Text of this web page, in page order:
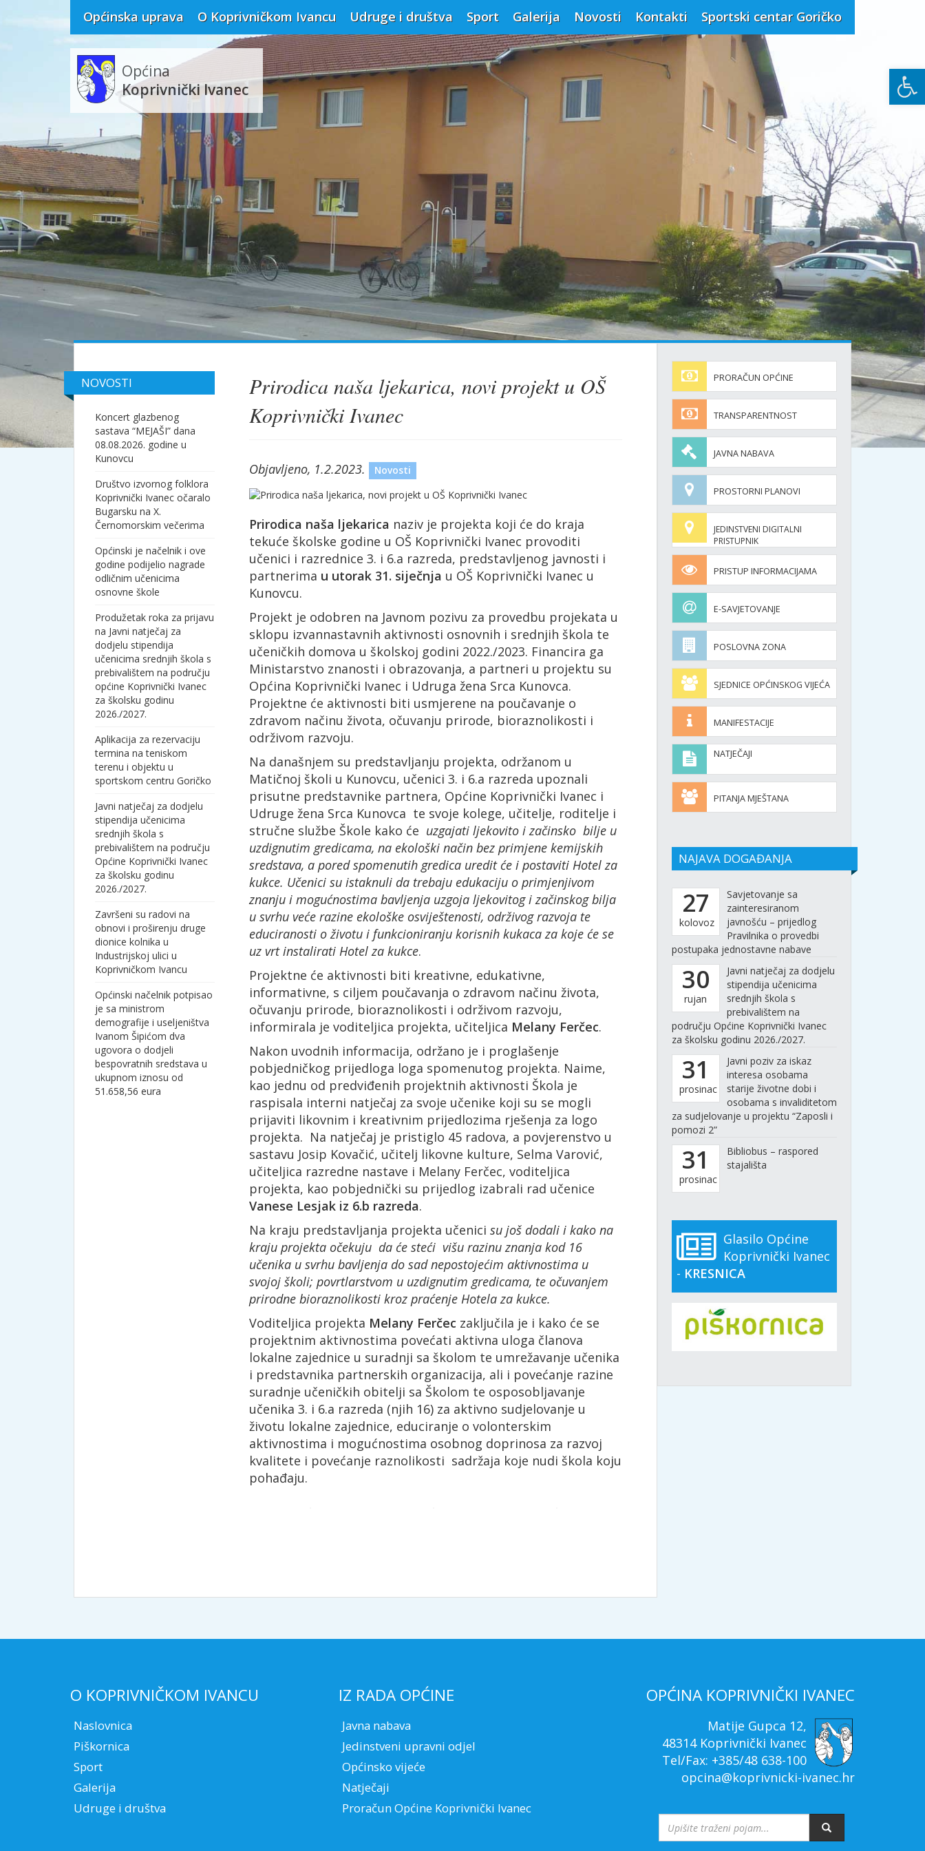
Općinska uprava O Koprivničkom Ivancu Udruge i društva Sport Galerija Novosti Kontakti Sportski centar Goričko
Općina
Koprivnički Ivanec
NOVOSTI
Koncert glazbenog
sastava “MEJAŠI” dana
08.08.2026. godine u
Kunovcu
Društvo izvornog folklora
Koprivnički Ivanec očaralo
Bugarsku na X.
Černomorskim večerima
Općinski je načelnik i ove
godine podijelio nagrade
odličnim učenicima
osnovne škole
Produžetak roka za prijavu
na Javni natječaj za
dodjelu stipendija
učenicima srednjih škola s
prebivalištem na području
općine Koprivnički Ivanec
za školsku godinu
2026./2027.
Aplikacija za rezervaciju
termina na teniskom
terenu i objektu u
sportskom centru Goričko
Javni natječaj za dodjelu
stipendija učenicima
srednjih škola s
prebivalištem na području
Općine Koprivnički Ivanec
za školsku godinu
2026./2027.
Završeni su radovi na
obnovi i proširenju druge
dionice kolnika u
Industrijskoj ulici u
Koprivničkom Ivancu
Općinski načelnik potpisao
je sa ministrom
demografije i useljeništva
Ivanom Šipićom dva
ugovora o dodjeli
bespovratnih sredstava u
ukupnom iznosu od
51.658,56 eura
Prirodica naša ljekarica, novi projekt u OŠ
Koprivnički Ivanec
Objavljeno, 1.2.2023. Novosti
Prirodica naša ljekarica naziv je projekta koji će do kraja
tekuće školske godine u OŠ Koprivnički Ivanec provoditi
učenici i razrednice 3. i 6.a razreda, predstavljenog javnosti i
partnerima u utorak 31. siječnja u OŠ Koprivnički Ivanec u
Kunovcu.
Projekt je odobren na Javnom pozivu za provedbu projekata u
sklopu izvannastavnih aktivnosti osnovnih i srednjih škola te
učeničkih domova u školskoj godini 2022./2023. Financira ga
Ministarstvo znanosti i obrazovanja, a partneri u projektu su
Općina Koprivnički Ivanec i Udruga žena Srca Kunovca.
Projektne će aktivnosti biti usmjerene na poučavanje o
zdravom načinu života, očuvanju prirode, bioraznolikosti i
održivom razvoju.
Na današnjem su predstavljanju projekta, održanom u
Matičnoj školi u Kunovcu, učenici 3. i 6.a razreda upoznali
prisutne predstavnike partnera, Općine Koprivnički Ivanec i
Udruge žena Srca Kunovca te svoje kolege, učitelje, roditelje i
stručne službe Škole kako će uzgajati ljekovito i začinsko bilje u
uzdignutim gredicama, na ekološki način bez primjene kemijskih
sredstava, a pored spomenutih gredica uredit će i postaviti Hotel za
kukce. Učenici su istaknuli da trebaju edukaciju o primjenjivom
znanju i mogućnostima bavljenja uzgoja ljekovitog i začinskog bilja
u svrhu veće razine ekološke osviještenosti, održivog razvoja te
educiranosti o životu i funkcioniranju korisnih kukaca za koje će se
uz vrt instalirati Hotel za kukce.
Projektne će aktivnosti biti kreativne, edukativne,
informativne, s ciljem poučavanja o zdravom načinu života,
očuvanju prirode, bioraznolikosti i održivom razvoju,
informirala je voditeljica projekta, učiteljica Melany Ferčec.
Nakon uvodnih informacija, održano je i proglašenje
pobjedničkog prijedloga loga spomenutog projekta. Naime,
kao jednu od predviđenih projektnih aktivnosti Škola je
raspisala interni natječaj za svoje učenike koji su se mogli
prijaviti likovnim i kreativnim prijedlozima rješenja za logo
projekta. Na natječaj je pristiglo 45 radova, a povjerenstvo u
sastavu Josip Kovačić, učitelj likovne kulture, Selma Varović,
učiteljica razredne nastave i Melany Ferčec, voditeljica
projekta, kao pobjednički su prijedlog izabrali rad učenice
Vanese Lesjak iz 6.b razreda.
Na kraju predstavljanja projekta učenici su još dodali i kako na
kraju projekta očekuju da će steći višu razinu znanja kod 16
učenika u svrhu bavljenja do sad nepostojećim aktivnostima u
svojoj školi; povrtlarstvom u uzdignutim gredicama, te očuvanjem
prirodne bioraznolikosti kroz praćenje Hotela za kukce.
Voditeljica projekta Melany Ferčec zaključila je i kako će se
projektnim aktivnostima povećati aktivna uloga članova
lokalne zajednice u suradnji sa školom te umrežavanje učenika
i predstavnika partnerskih organizacija, ali i povećanje razine
suradnje učeničkih obitelji sa Školom te osposobljavanje
učenika 3. i 6.a razreda (njih 16) za aktivno sudjelovanje u
životu lokalne zajednice, educiranje o volonterskim
aktivnostima i mogućnostima osobnog doprinosa za razvoj
kvalitete i povećanje raznolikosti sadržaja koje nudi škola koju
pohađaju.
PRORAČUN OPĆINE
TRANSPARENTNOST
JAVNA NABAVA
PROSTORNI PLANOVI
JEDINSTVENI DIGITALNI
PRISTUPNIK
PRISTUP INFORMACIJAMA
E-SAVJETOVANJE
POSLOVNA ZONA
SJEDNICE OPĆINSKOG VIJEĆA
MANIFESTACIJE
NATJEČAJI
PITANJA MJEŠTANA
NAJAVA DOGAĐANJA
27
kolovoz
Savjetovanje sa
zainteresiranom
javnošću – prijedlog
Pravilnika o provedbi
postupaka jednostavne nabave
30
rujan
Javni natječaj za dodjelu
stipendija učenicima
srednjih škola s
prebivalištem na
području Općine Koprivnički Ivanec
za školsku godinu 2026./2027.
31
prosinac
Javni poziv za iskaz
interesa osobama
starije životne dobi i
osobama s invaliditetom
za sudjelovanje u projektu “Zaposli i
pomozi 2”
31
prosinac
Bibliobus – raspored
stajališta
Glasilo Općine
Koprivnički Ivanec
- KRESNICA
O KOPRIVNIČKOM IVANCU
Naslovnica
Piškornica
Sport
Galerija
Udruge i društva
IZ RADA OPĆINE
Javna nabava
Jedinstveni upravni odjel
Općinsko vijeće
Natječaji
Proračun Općine Koprivnički Ivanec
OPĆINA KOPRIVNIČKI IVANEC
Matije Gupca 12,
48314 Koprivnički Ivanec
Tel/Fax: +385/48 638-100
opcina@koprivnicki-ivanec.hr